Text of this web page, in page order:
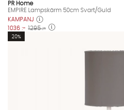
PR Home
EMPIRE Lampskärm 50cm Svart/Guld
KAMPANJ
1036 :- 1295 :-
20%